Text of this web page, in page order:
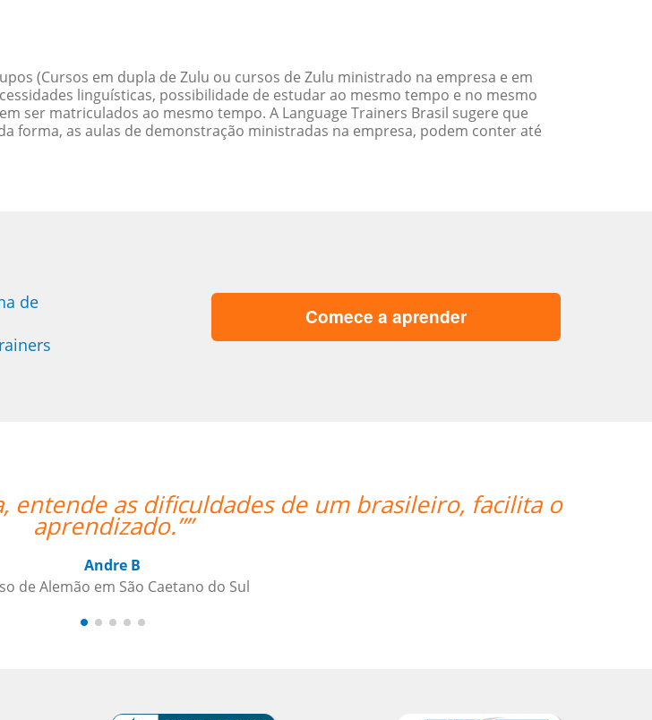
(Cursos em dupla de Zulu ou cursos de Zulu ministrado na empresa e em
linguísticas, possibilidade de estudar ao mesmo tempo e no mesmo
ser matriculados ao mesmo tempo. A Language Trainers Brasil sugere que
forma, as aulas de demonstração ministradas na empresa, podem conter até
de
Comece a aprender
facilita o “”Eu tenho somente postos